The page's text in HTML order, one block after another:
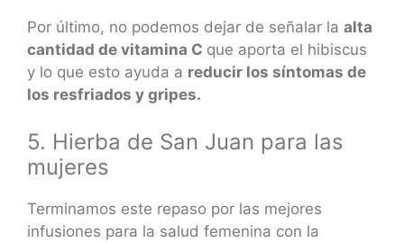
Por último, no podemos dejar de señalar la alta
cantidad de vitamina C que aporta el hibiscus
y lo que esto ayuda a reducir los síntomas de
los resfriados y gripes.
5. Hierba de San Juan para las
mujeres
Terminamos este repaso por las mejores
infusiones para la salud femenina con la